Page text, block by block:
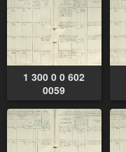
1 300 0 0 602
0059